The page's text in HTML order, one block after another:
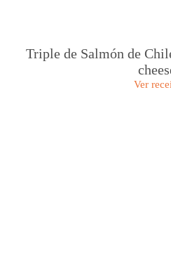
Triple de Salmón de
Ver